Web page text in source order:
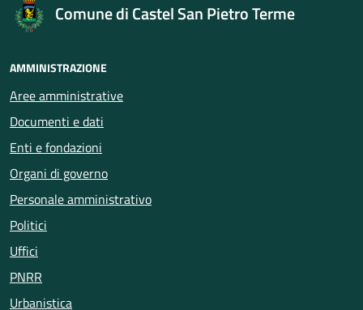
Comune di Castel San Pietro Terme
AMMINISTRAZIONE
Aree amministrative
Documenti e dati
Enti e fondazioni
Organi di governo
Personale amministrativo
Politici
Uffici
PNRR
Urbanistica